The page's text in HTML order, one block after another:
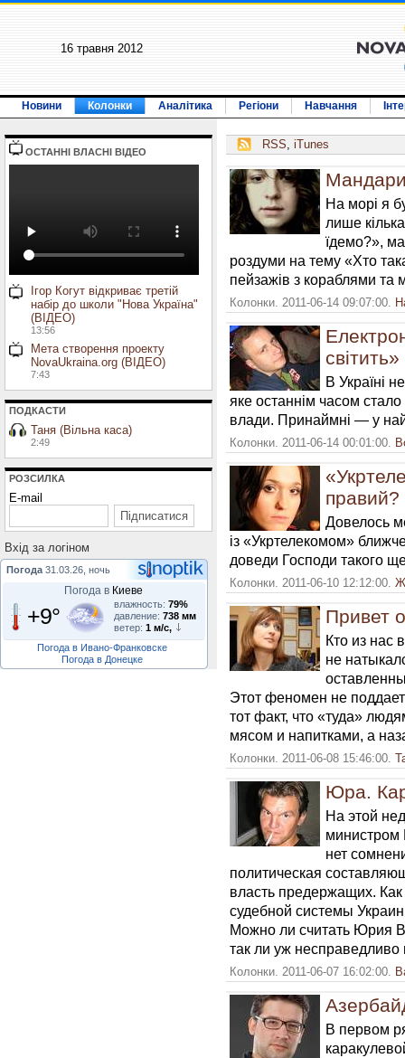
16 травня 2012
Новини Колонки Аналітика Регіони Навчання
ОСТАННI ВЛАСНI ВIДЕО
Ігор Когут відкриває третій
набір до школи "Нова Україна"
(ВІДЕО)
13:56
Мета створення проекту
NovaUkraina.org (ВІДЕО)
7:43
ПОДКАСТИ
Таня (Вільна каса)
2:49
РОЗСИЛКА
E-mail
Вхiд за логiном
Погода 31.03.26, ночь
Погода в Киеве
+9° влажность: 79%
давление: 738 мм
ветер: 1 м/с,
Погода в Ивано-Франковске
Погода в Донецке
RSS, iTunes
На морі я
лише
їдемо?»,
роздуми на тему «Хто
пейзажів з кораблями та
Колонки. 2011-06-14 09:07:00.
світить»
В Україні
яке останнім часом
влади. Принаймні — у
Колонки. 2011-06-14 00:01:00.
правий?
Довелось
із «Укртелекомом»
доведи Господи такого
Колонки. 2011-06-10 12:12:00.
Привет
Кто из нас
не
Этот феномен не
тот факт, что «туда»
мясом и напитками, а
Колонки. 2011-06-08 15:46:00.
Юра.
На этой
нет
политическая
власть предержащих.
судебной системы
Можно ли считать Юрия
так ли уж
Колонки. 2011-06-07 16:02:00.
В первом